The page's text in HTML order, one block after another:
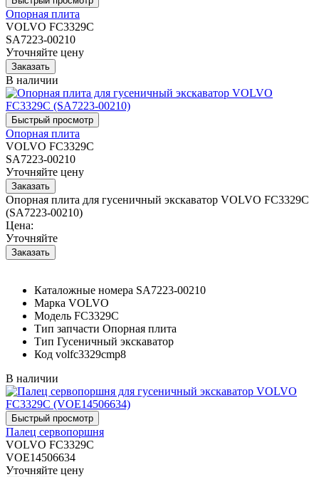
Опорная плита
VOLVO FC3329C
SA7223-00210
Уточняйте цену
В наличии
Опорная плита
VOLVO FC3329C
SA7223-00210
Уточняйте цену
Опорная плита для гусеничный экскаватор VOLVO FC3329C
(SA7223-00210)
Цена:
Уточняйте
Каталожные номера SA7223-00210
Марка VOLVO
Модель FC3329C
Тип запчасти Опорная плита
Тип Гусеничный экскаватор
Код volfc3329cmp8
В наличии
Палец сервопоршня
VOLVO FC3329C
VOE14506634
Уточняйте цену